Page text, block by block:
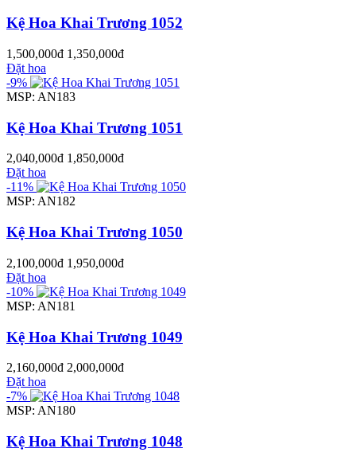
Kệ Hoa Khai Trương 1052
1,500,000đ 1,350,000đ
Đặt hoa
-9%
MSP: AN183
Kệ Hoa Khai Trương 1051
2,040,000đ 1,850,000đ
Đặt hoa
-11%
MSP: AN182
Kệ Hoa Khai Trương 1050
2,100,000đ 1,950,000đ
Đặt hoa
-10%
MSP: AN181
Kệ Hoa Khai Trương 1049
2,160,000đ 2,000,000đ
Đặt hoa
-7%
MSP: AN180
Kệ Hoa Khai Trương 1048